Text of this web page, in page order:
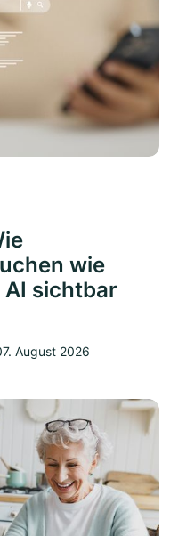
wie
AI sichtbar
August 2026